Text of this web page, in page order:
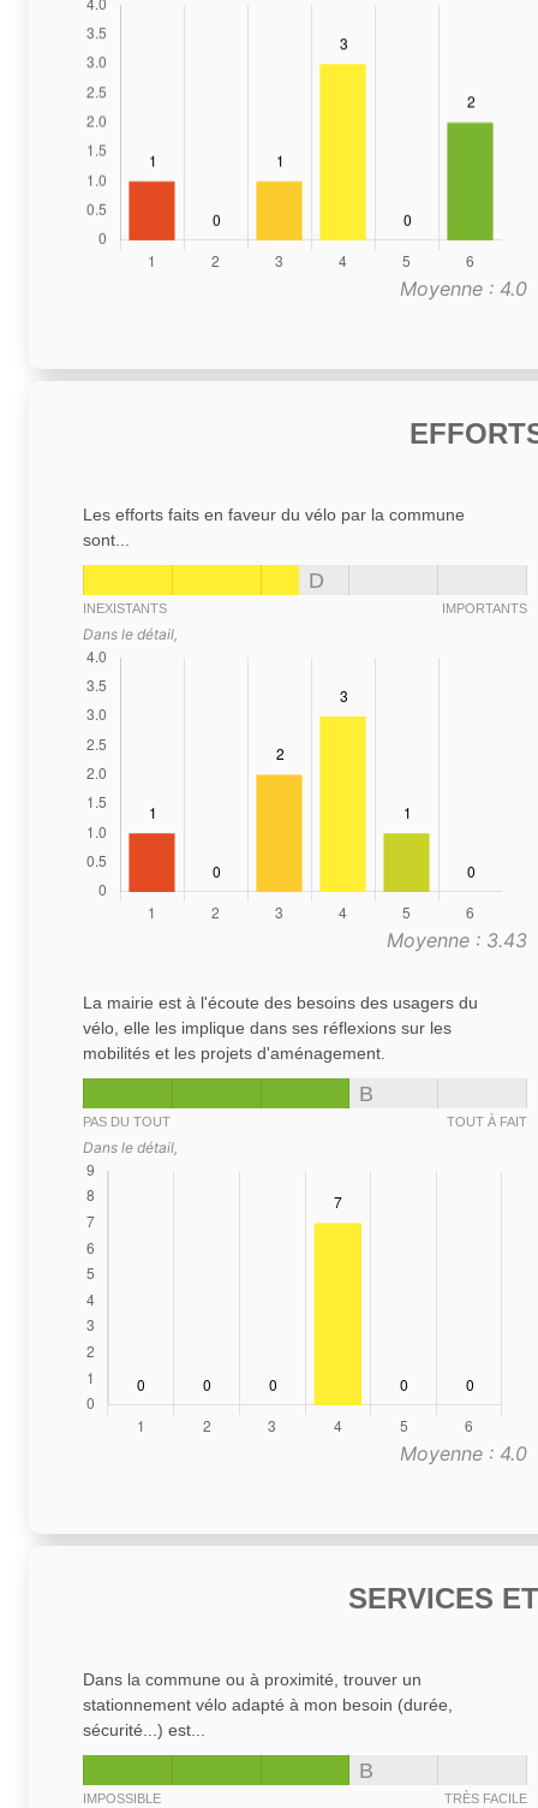
Moyenne : 4.0
Les efforts faits en faveur du vélo par la commune
sont...
D
INEXISTANTS IMPORTANTS
Dans le détail,
Moyenne : 3.43
La mairie est à l'écoute des besoins des usagers du
vélo, elle les implique dans ses réflexions sur les
mobilités et les projets d'aménagement.
B
PAS DU TOUT TOUT À FAIT
Dans le détail,
Moyenne : 4.0
SERVICES
Dans la commune ou à proximité, trouver un
stationnement vélo adapté à mon besoin (durée,
sécurité...) est...
B
IMPOSSIBLE TRÈS FACILE